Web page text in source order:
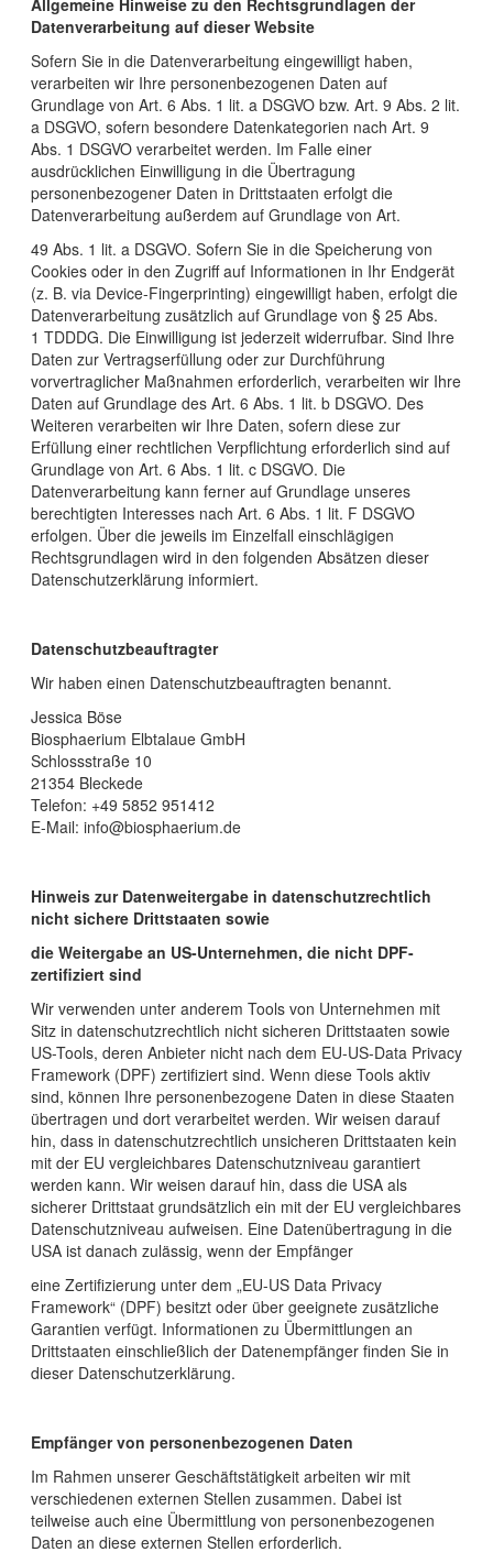
Allgemeine Hinweise zu den Rechtsgrundlagen der
Datenverarbeitung auf dieser Website
Sofern Sie in die Datenverarbeitung eingewilligt haben,
verarbeiten wir Ihre personenbezogenen Daten auf
Grundlage von Art. 6 Abs. 1 lit. a DSGVO bzw. Art. 9 Abs. 2 lit.
a DSGVO, sofern besondere Datenkategorien nach Art. 9
Abs. 1 DSGVO verarbeitet werden. Im Falle einer
ausdrücklichen Einwilligung in die Übertragung
personenbezogener Daten in Drittstaaten erfolgt die
Datenverarbeitung außerdem auf Grundlage von Art.
49 Abs. 1 lit. a DSGVO. Sofern Sie in die Speicherung von
Cookies oder in den Zugriff auf Informationen in Ihr Endgerät
(z. B. via Device-Fingerprinting) eingewilligt haben, erfolgt die
Datenverarbeitung zusätzlich auf Grundlage von § 25 Abs.
1 TDDDG. Die Einwilligung ist jederzeit widerrufbar. Sind Ihre
Daten zur Vertragserfüllung oder zur Durchführung
vorvertraglicher Maßnahmen erforderlich, verarbeiten wir Ihre
Daten auf Grundlage des Art. 6 Abs. 1 lit. b DSGVO. Des
Weiteren verarbeiten wir Ihre Daten, sofern diese zur
Erfüllung einer rechtlichen Verpflichtung erforderlich sind auf
Grundlage von Art. 6 Abs. 1 lit. c DSGVO. Die
Datenverarbeitung kann ferner auf Grundlage unseres
berechtigten Interesses nach Art. 6 Abs. 1 lit. F DSGVO
erfolgen. Über die jeweils im Einzelfall einschlägigen
Rechtsgrundlagen wird in den folgenden Absätzen dieser
Datenschutzerklärung informiert.
Datenschutzbeauftragter
Wir haben einen Datenschutzbeauftragten benannt.
Jessica Böse
Biosphaerium Elbtalaue GmbH
Schlossstraße 10
21354 Bleckede
Telefon: +49 5852 951412
E-Mail: info@biosphaerium.de
Hinweis zur Datenweitergabe in datenschutzrechtlich
nicht sichere Drittstaaten sowie
die Weitergabe an US-Unternehmen, die nicht DPF-
zertifiziert sind
Wir verwenden unter anderem Tools von Unternehmen mit
Sitz in datenschutzrechtlich nicht sicheren Drittstaaten sowie
US-Tools, deren Anbieter nicht nach dem EU-US-Data Privacy
Framework (DPF) zertifiziert sind. Wenn diese Tools aktiv
sind, können Ihre personenbezogene Daten in diese Staaten
übertragen und dort verarbeitet werden. Wir weisen darauf
hin, dass in datenschutzrechtlich unsicheren Drittstaaten kein
mit der EU vergleichbares Datenschutzniveau garantiert
werden kann. Wir weisen darauf hin, dass die USA als
sicherer Drittstaat grundsätzlich ein mit der EU vergleichbares
Datenschutzniveau aufweisen. Eine Datenübertragung in die
USA ist danach zulässig, wenn der Empfänger
eine Zertifizierung unter dem „EU-US Data Privacy
Framework“ (DPF) besitzt oder über geeignete zusätzliche
Garantien verfügt. Informationen zu Übermittlungen an
Drittstaaten einschließlich der Datenempfänger finden Sie in
dieser Datenschutzerklärung.
Empfänger von personenbezogenen Daten
Im Rahmen unserer Geschäftstätigkeit arbeiten wir mit
verschiedenen externen Stellen zusammen. Dabei ist
teilweise auch eine Übermittlung von personenbezogenen
Daten an diese externen Stellen erforderlich.